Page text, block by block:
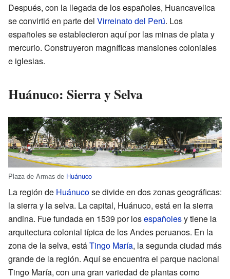
Después, con la llegada de los españoles, Huancavelica
se convirtió en parte del Virreinato del Perú. Los
españoles se establecieron aquí por las minas de plata y
mercurio. Construyeron magníficas mansiones coloniales
e iglesias.
Huánuco: Sierra y Selva
Plaza de Armas de Huánuco
La región de Huánucose divide en dos zonas geográficas:
la sierra y la selva. La capital, Huánuco, está en la sierra
andina. Fue fundada en 1539 por losespañolesy tiene la
arquitectura colonial típica de los Andes peruanos. En la
zona de la selva, estáTingo María, la segunda ciudad más
grande de la región. Aquí se encuentra el parque nacional
Tingo María, con una gran variedad de plantas como